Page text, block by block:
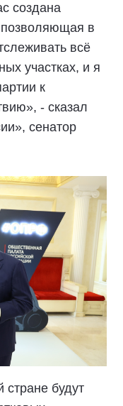
создана
позволяющая в
всё
участках, и я
к
- сказал
сенатор
стране будут